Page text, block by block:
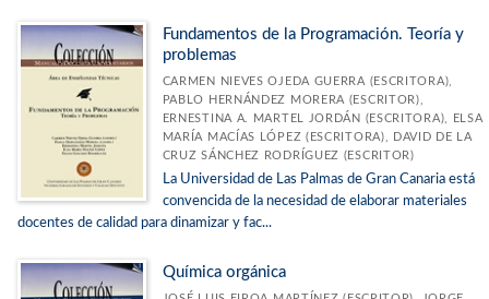
Fundamentos de la Programación. Teoría y
problemas
CARMEN NIEVES OJEDA GUERRA (ESCRITORA),
PABLO HERNÁNDEZ MORERA (ESCRITOR),
ERNESTINA A. MARTEL JORDÁN (ESCRITORA), ELSA
MARÍA MACÍAS LÓPEZ (ESCRITORA), DAVID DE LA
CRUZ SÁNCHEZ RODRÍGUEZ (ESCRITOR)
La Universidad de Las Palmas de Gran Canaria está
convencida de la necesidad de elaborar materiales
docentes de calidad para dinamizar y fac...
Química orgánica